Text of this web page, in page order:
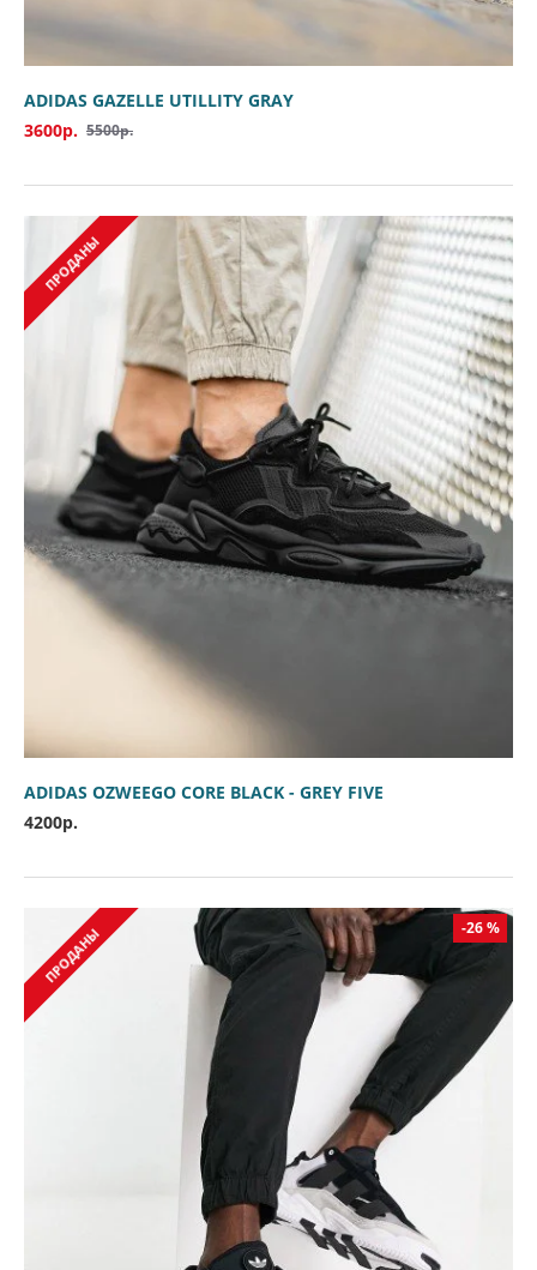
ADIDAS GAZELLE UTILLITY GRAY
3600р. 5500р.
ПРОДАНЫ
ADIDAS OZWEEGO CORE BLACK - GREY FIVE
4200р.
-26 %
ПРОДАНЫ